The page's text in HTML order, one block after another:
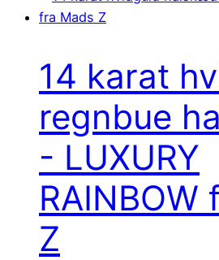
14 karat
regnbue
- LUXURY
RAINBOW
Z